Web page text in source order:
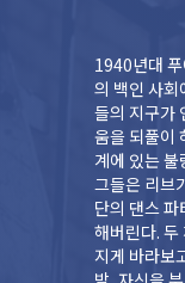
1940년대
의 백인 사회
들의 지구가
움을 되풀이
계에 있는 불량그룹이다. 샤크단의 리더 베르나르드
그들은 리브
단의 댄스
해버린다. 두
지게 바라보고